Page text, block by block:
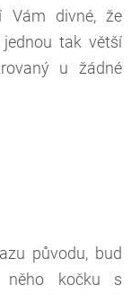
Vám divné, že
tak větší
u žádné
původu, bud
něho kočku s